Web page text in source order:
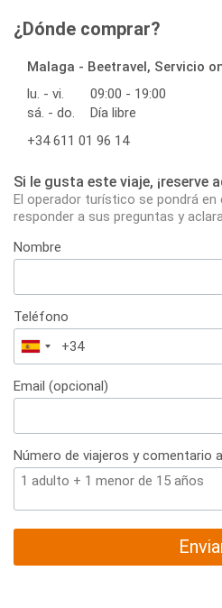
¿Dónde comprar?
Malaga - Beetravel, Servicio
lu. - vi.
09:00 - 19:00
sá. - do.
Día libre
+34 611 01 96 14
Si le gusta este viaje, ¡reserve
El operador turístico se pondrá
responder a sus preguntas y
Nombre
Teléfono
España
+34
Email (opcional)
Número de viajeros y comentario